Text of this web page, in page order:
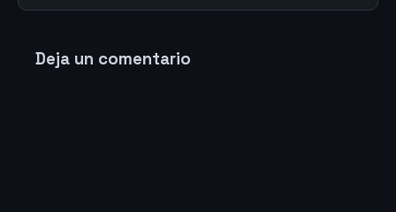
Deja un comentario